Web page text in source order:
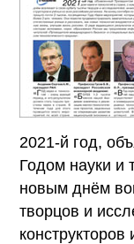
2021-й год,
Годом науки и
новым днём
творцов и